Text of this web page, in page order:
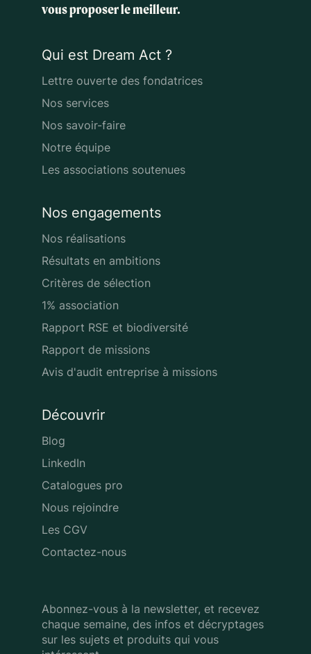
vous proposer le meilleur.
Qui est Dream Act ?
Lettre ouverte des fondatrices
Nos services
Nos savoir-faire
Notre équipe
Les associations soutenues
Nos engagements
Nos réalisations
Résultats en ambitions
Critères de sélection
1% association
Rapport RSE et biodiversité
Rapport de missions
Avis d'audit entreprise à missions
Découvrir
Blog
LinkedIn
Catalogues pro
Nous rejoindre
Les CGV
Contactez-nous
Abonnez-vous à la newsletter, et recevez
chaque semaine, des infos et décryptages
sur les sujets et produits qui vous